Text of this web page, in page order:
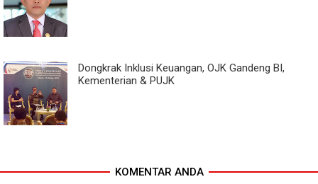
Dongkrak Inklusi Keuangan, OJK Gandeng BI,
Kementerian & PUJK
KOMENTAR ANDA